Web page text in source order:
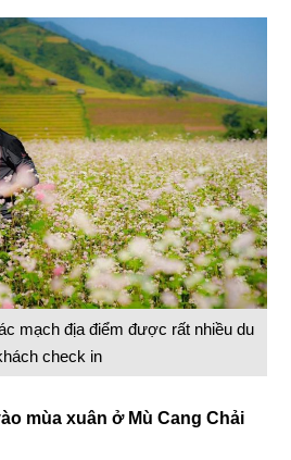
mạch địa điểm được rất nhiều du
check in
mùa xuân ở Mù Cang Chải